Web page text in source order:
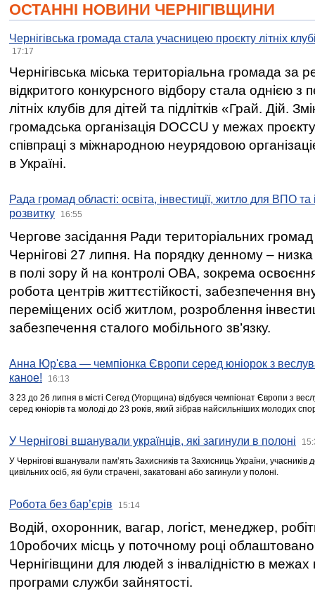
ОСТАННІ НОВИНИ ЧЕРНІГІВЩИНИ
Чернігівська громада стала учасницею проєкту літніх
17:17
Чернігівська міська територіальна громада за
відкритого конкурсного відбору стала однією
літніх клубів для дітей та підлітків «Грай. Дій.
громадська організація DOCCU у межах
співпраці з міжнародною неурядовою
в Україні.
Рада громад області: освіта, інвестиції, житло для ВПО
розвитку
16:55
Чергове засідання Ради територіальних громад
Чернігові 27 липня. На порядку денному –
в полі зору й на контролі ОВА, зокрема освоєння
робота центрів життєстійкості, забезпечення
переміщених осіб житлом, розроблення
забезпечення сталого мобільного зв’язку.
Анна Юр'єва — чемпіонка Європи серед юніорок з
каное!
16:13
З 23 до 26 липня в місті Сегед (Угорщина) відбувся чемпіонат Європи з
серед юніорів та молоді до 23 років, який зібрав найсильніших молодих
У Чернігові вшанували українців, які загинули в полоні
У Чернігові вшанували пам’ять Захисників та Захисниць України,
цивільних осіб, які були страчені, закатовані або загинули у полоні.
Робота без бар’єрів 15:14
Водій, охоронник, вагар, логіст, менеджер,
10робочих місць у поточному році
Чернігівщини для людей з інвалідністю в межах
програми служби зайнятості.